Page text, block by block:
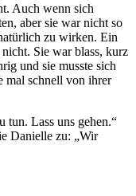
Auch wenn sich
aber sie war nicht so
zu wirken. Ein
Sie war blass, kurz
und sie musste sich
mal schnell von ihrer
tun. Lass uns gehen.“
Danielle zu: „Wir